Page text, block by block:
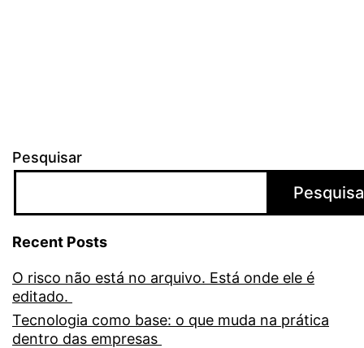
Pesquisar
Recent Posts
O risco não está no arquivo. Está onde ele é
editado.
Tecnologia como base: o que muda na prática
dentro das empresas